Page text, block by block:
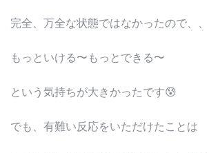
完全、万全な状態ではなかったので、、
もっといける〜もっとできる〜
という気持ちが大きかったです😰
でも、有難い反応をいただけたことは